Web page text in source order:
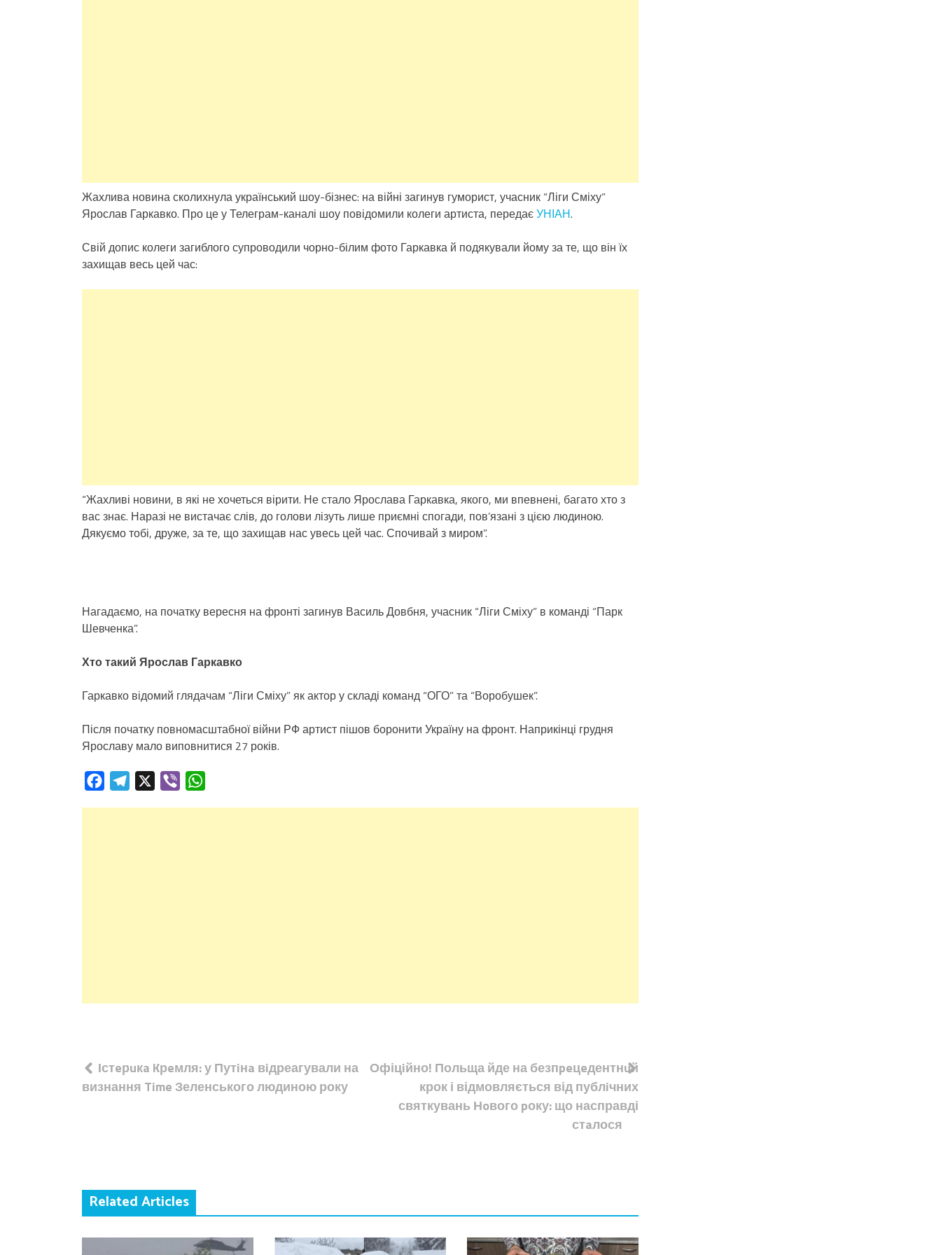
Жахлива новина сколихнула український шоу-бізнес: на війні загинув гуморист, учасник “Ліги Сміху”
Ярослав Гаркавко. Про це у Телеграм-каналі шоу повідомили колеги артиста, передаєУНІАН.
Свій допис колеги загиблого супроводили чорно-білим фото Гаркавка й подякували йому за те, що він їх
захищав весь цей час:
“Жахливі новини, в які не хочеться вірити. Не стало Ярослава Гаркавка, якого, ми впевнені, багато хто з
вас знає. Наразі не вистачає слів, до голови лізуть лише приємні спогади, пов’язані з цією людиною.
Дякуємо тобі, друже, за те, що захищав нас увесь цей час. Спочивай з миром”.
Нагадаємо, на початку вересня на фронті загинув Василь Довбня, учасник “Ліги Сміху” в команді “Парк
Шевченка”.
Хто такий Ярослав Гаркавко
Гаркавко відомий глядачам “Ліги Сміху” як актор у складі команд “ОГО” та “Воробушек”.
Після початку повномасштабної війни РФ артист пішов боронити Україну на фронт. Наприкінці грудня
Ярославу мало виповнитися 27 років.
FacebookTelegram Viber
Навігація
записів
Істeрuкa Kрeмля: у Путiнa вiдреагували на
визнання Time Зеленського людиною року
Офіцiйно! Польща йде на безпpeцeдентнuй
крок і відмовляється від публiчних
святкувань Нoвого pоку: що насправді
стaлося
Related Articles